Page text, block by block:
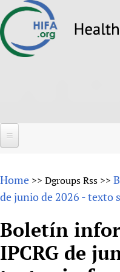
to
About
Why HIFA is needed
Vision and Strategy
Forums
HIFA (Healthcare
How to use the HIFA
Projects
Home >> Dgroups Rss >>
de junio de 2026 - texto
Boletín
IPCRG de